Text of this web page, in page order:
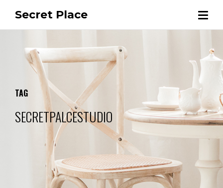
Secret Place
TAG
SECRETPALCESTUDIO